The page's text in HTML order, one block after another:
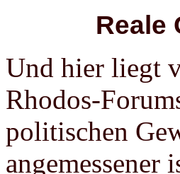
Reale
Und hier liegt
Rhodos-
politischen
angemessener